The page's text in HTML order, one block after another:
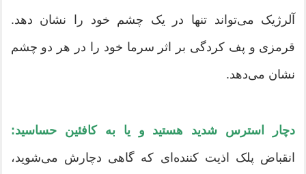
آلرژیک می‌تواند تنها در یک چشم خود را نشان دهد.
قرمزی و پف کردگی بر اثر سرما خود را در هر دو چشم
نشان می‌دهد.
دچار استرس شدید هستید و یا به کافئین حساسید:
انقباض پلک اذیت کننده‌ای که گاهی دچارش می‌شوید،